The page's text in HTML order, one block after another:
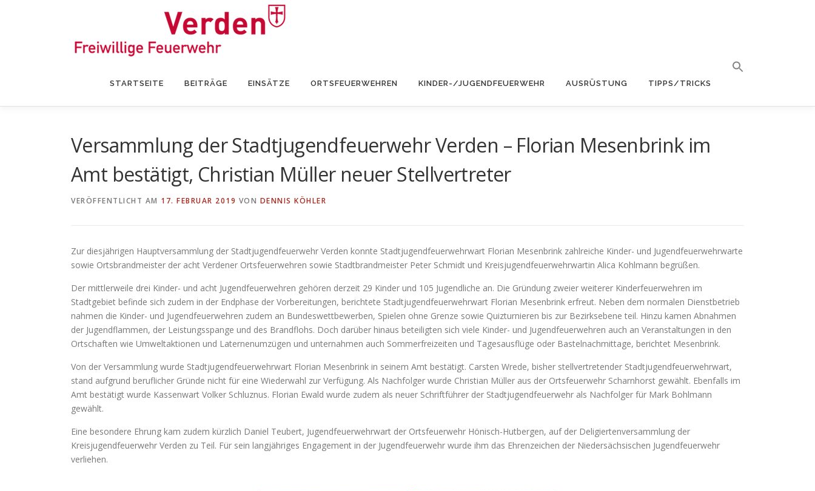
STARTSEITE BEITRÄGE EINSÄTZE ORTSFEUERWEHREN KINDER-/JUGENDFEUERWEHR AUSRÜSTUNG TIPPS/TRICKS
Versammlung der Stadtjugendfeuerwehr Verden – Florian Mesenbrink im
Amt bestätigt, Christian Müller neuer Stellvertreter
VERÖFFENTLICHT AM 17. FEBRUAR 2019 VON DENNIS KÖHLER
Zur diesjährigen Hauptversammlung der Stadtjugendfeuerwehr Verden konnte Stadtjugendfeuerwehrwart Florian Mesenbrink zahlreiche Kinder- und Jugendfeuerwehrwarte
sowie Ortsbrandmeister der acht Verdener Ortsfeuerwehren sowie Stadtbrandmeister Peter Schmidt und Kreisjugendfeuerwehrwartin Alica Kohlmann begrüßen.
Der mittlerweile drei Kinder- und acht Jugendfeuerwehren gehören derzeit 29 Kinder und 105 Jugendliche an. Die Gründung zweier weiterer Kinderfeuerwehren im
Stadtgebiet befinde sich zudem in der Endphase der Vorbereitungen, berichtete Stadtjugendfeuerwehrwart Florian Mesenbrink erfreut. Neben dem normalen Dienstbetrieb
nahmen die Kinder- und Jugendfeuerwehren zudem an Bundeswettbewerben, Spielen ohne Grenze sowie Quizturnieren bis zur Bezirksebene teil. Hinzu kamen Abnahmen
der Jugendflammen, der Leistungsspange und des Brandflohs. Doch darüber hinaus beteiligten sich viele Kinder- und Jugendfeuerwehren auch an Veranstaltungen in den
Ortschaften wie Umweltaktionen und Laternenumzügen und unternahmen auch Sommerfreizeiten und Tagesausflüge oder Bastelnachmittage, berichtet Mesenbrink.
Von der Versammlung wurde Stadtjugendfeuerwehrwart Florian Mesenbrink in seinem Amt bestätigt. Carsten Wrede, bisher stellvertretender Stadtjugendfeuerwehrwart,
stand aufgrund beruflicher Gründe nicht für eine Wiederwahl zur Verfügung. Als Nachfolger wurde Christian Müller aus der Ortsfeuerwehr Scharnhorst gewählt. Ebenfalls im
Amt bestätigt wurde Kassenwart Volker Schluznus. Florian Ewald wurde zudem als neuer Schriftführer der Stadtjugendfeuerwehr als Nachfolger für Mark Bohlmann
gewählt.
Eine besondere Ehrung kam zudem kürzlich Daniel Teubert, Jugendfeuerwehrwart der Ortsfeuerwehr Hönisch-Hutbergen, auf der Deligiertenversammlung der
Kreisjugendfeuerwehr Verden zu Teil. Für sein langjähriges Engagement in der Jugendfeuerwehr wurde ihm das Ehrenzeichen der Niedersächsischen Jugendfeuerwehr
verliehen.